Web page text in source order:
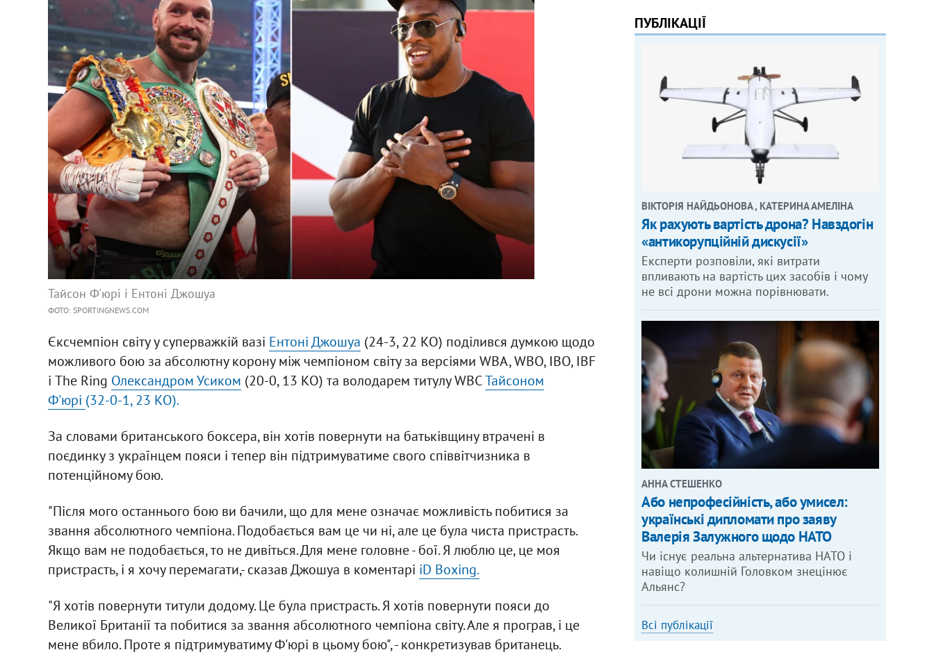
Тайсон Ф'юрі і Ентоні Джошуа
ФОТО: SPORTINGNEWS.COM
Єксчемпіон світу у суперважкій вазі Ентоні Джошуа (24-3, 22 КО) поділився думкою щодо
можливого бою за абсолютну корону між чемпіоном світу за версіями WBA, WBO, IBO, IBF
і The Ring Олександром Усиком (20-0, 13 КО) та володарем титулу WBCТайсоном
Ф'юрі (32-0-1, 23 КО).
За словами британського боксера, він хотів повернути на батьківщину втрачені в
поєдинку з українцем пояси і тепер він підтримуватиме свого співвітчизника в
потенційному бою.
"Після мого останнього бою ви бачили, що для мене означає можливість побитися за
звання абсолютного чемпіона. Подобається вам це чи ні, але це була чиста пристрасть.
Якщо вам не подобається, то не дивіться. Для мене головне - бої. Я люблю це, це моя
пристрасть, і я хочу перемагати,- сказав Джошуа в коментарі iD Boxing.
"Я хотів повернути титули додому. Це була пристрасть. Я хотів повернути пояси до
Великої Британії та побитися за звання абсолютного чемпіона світу. Але я програв, і це
мене вбило. Проте я підтримуватиму Ф'юрі в цьому бою", - конкретизував британець.
ПУБЛІКАЦІЇ
ВІКТОРІЯ НАЙДЬОНОВА , КАТЕРИНА АМЕЛІНА
Як рахують вартість дрона? Навздогін
«антикорупційній дискусії»
Експерти розповіли, які витрати
впливають на вартість цих засобів і чому
не всі дрони можна порівнювати.
АННА СТЕШЕНКО
Або непрофесійність, або умисел:
українські дипломати про заяву
Валерія Залужного щодо НАТО
Чи існує реальна альтернатива НАТО і
навіщо колишній Головком знецінює
Альянс?
Всі публікації